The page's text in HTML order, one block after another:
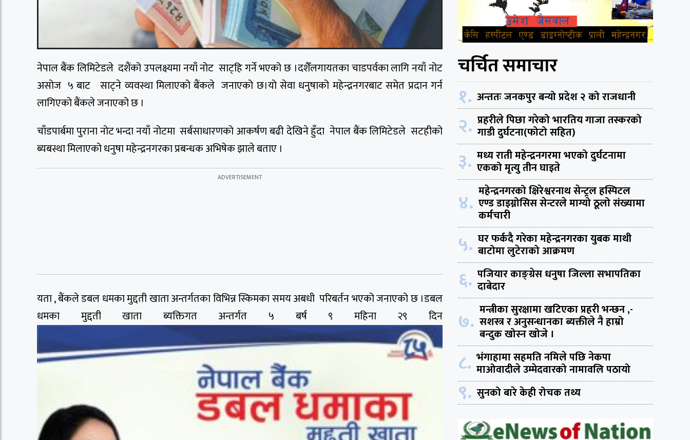
नेपाल बैंक लिमिटेडले दशैंको उपलक्ष्यमा नयाँ नोट साट्हि गर्ने भएको छ ।दशैँलगायतका चाडपर्वका लागि नयाँ नोट
असोज ५ बाट साट्ने व्यवस्था मिलाएको बैंकले जनाएको छ।यो सेवा धनुषाको महेन्द्रनगरबाट समेत प्रदान गर्न
लागिएको बैंकले जनाएको छ ।
चाँडपार्बमा पुराना नोट भन्दा नयाँ नोटमा सर्बसाधारणको आकर्षण बढी देखिने हुँदा नेपाल बैंक लिमिटेडले सटहीको
ब्यबस्था मिलाएको धनुषा महेन्द्रनगरका प्रबन्धक अभिषेक झाले बताए ।
यता , बैंकले डबल धमका मुद्दती खाता अन्तर्गतका विभिन्न स्किमका समय अबधी परिबर्तन भएको जनाएको छ ।डबल
धमका मुद्दती खाता ब्यक्तिगत अन्तर्गत ५ बर्ष ९ महिना २९ दिन
चर्चित समाचार
१. अन्ततः जनकपुर बन्यो प्रदेश २ को राजधानी
२. प्रहरीले पिछा गरेको भारतिय गाजा तस्करको
गाडी दुर्घटना(फोटो सहित)
३. मध्य राती महेन्द्रनगरमा भएको दुर्घटनामा
एकको मृत्यु तीन घाइते
४. महेन्द्रनगरको क्षिरेश्वरनाथ सेन्ट्रल हस्पिटल
एण्ड डाइग्नोसिस सेन्टरले माग्यो ठूलो संख्यामा
कर्मचारी
५. घर फर्कदै गरेका महेन्द्रनगरका युबक माथी
बाटोमा लुटेराको आक्रमण
६. पजियार काङ्ग्रेस धनुषा जिल्ला सभापतिका
दाबेदार
७. मन्त्रीका सुरक्षामा खटिएका प्रहरी भन्छन ,-
सशस्त्र र अनुसन्धानका ब्यक्तीले नै हाम्रो
बन्दुक खोस्न खोजे ।
८. भंगाहामा सहमति नमिले पछि नेकपा
माओवादीले उम्मेदवारको नामावलि पठायो
९. सुनको बारे केही रोचक तथ्य